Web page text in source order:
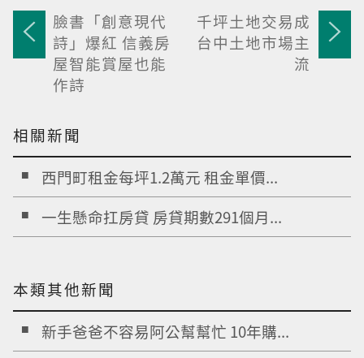
臉書「創意現代
詩」爆紅 信義房
屋智能賞屋也能
作詩
千坪土地交易成
台中土地市場主
流
相關新聞
西門町租金每坪1.2萬元 租金單價...
一生懸命扛房貸 房貸期數291個月...
本類其他新聞
新手爸爸不容易阿公幫幫忙 10年購...